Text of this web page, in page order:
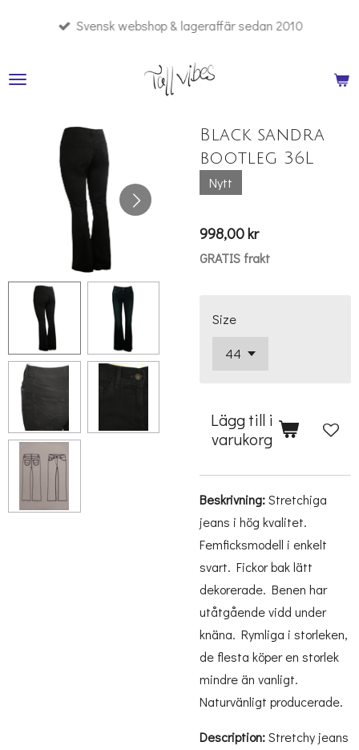
Svensk webshop & lageraffär sedan 2010
Black sandra
bootleg 36L
Nytt
998,00 kr
GRATIS frakt
Size
Lägg till i
varukorg
Beskrivning:Stretchiga
jeans i hög kvalitet.
Femficksmodell i enkelt
svart. Fickor bak lätt
dekorerade. Benen har
utåtgående vidd under
knäna. Rymliga i storleken,
de flesta köper en storlek
mindre än vanligt.
Naturvänligt producerade.
Description:Stretchy jeans